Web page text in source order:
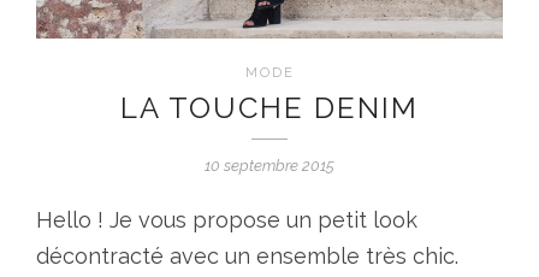
MODE
LA TOUCHE DENIM
10 septembre 2015
Hello ! Je vous propose un petit look
décontracté avec un ensemble très chic.